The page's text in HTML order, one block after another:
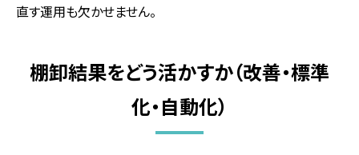
直す運用も欠かせません。
棚卸結果をどう活かすか（改善・標準
化・自動化）